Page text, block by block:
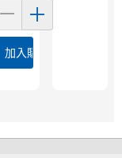
加入購物車